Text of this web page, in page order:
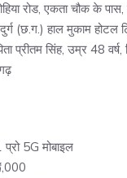
रोड, एकता चौक के
(छ.ग.) हाल मुकाम होटल
प्रीतम सिंह, उम्र 48 वर्ष,
5G मोबाइल